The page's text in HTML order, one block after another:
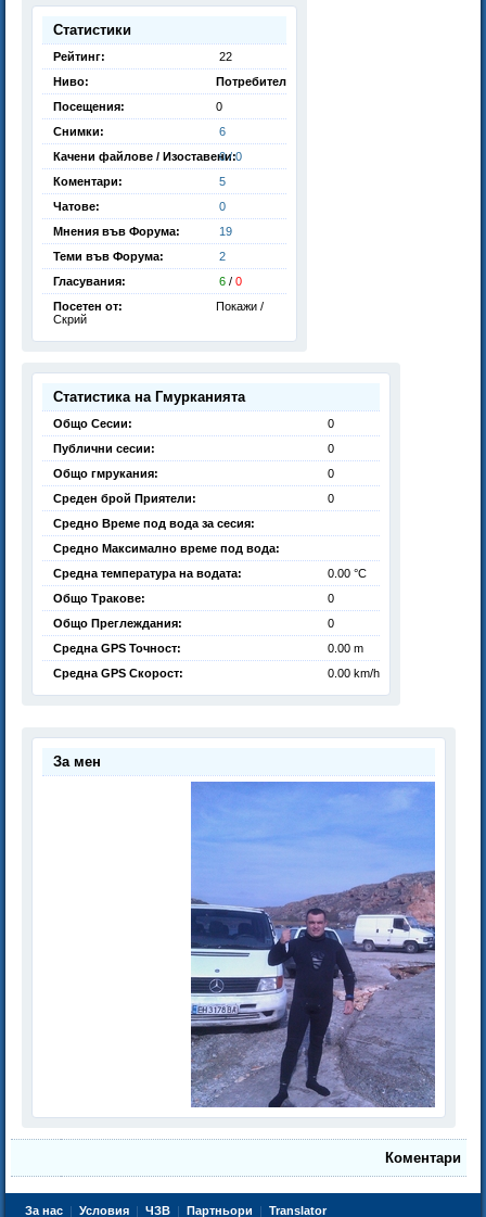
Статистики
Рейтинг:
22
Ниво:
Потребител
Посещения:
0
Снимки:
6
Качени файлове / Изоставени:
0 / 0
Коментари:
5
Чатове:
0
Мнения във Форума:
19
Теми във Форума:
2
Гласувания:
6 / 0
Посетен от:
Покажи /
Скрий
Статистика на Гмурканията
Общо Сесии:
0
Публични сесии:
0
Общо гмрукания:
0
Среден брой Приятели:
0
Средно Време под вода за сесия:
Средно Максимално време под вода:
Средна температура на водата:
0.00 °C
Общо Тракове:
0
Общо Преглеждания:
0
Средна GPS Точност:
0.00 m
Средна GPS Скорост:
0.00 km/h
За мен
Коментари
За нас | Условия | ЧЗВ | Партньори | Translator